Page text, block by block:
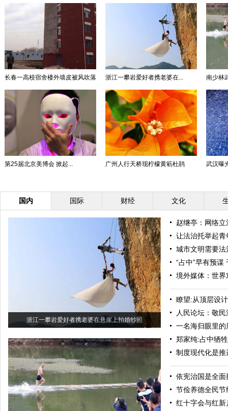
长春一高校宿舍楼外墙皮被风吹落 浙江一攀岩爱好者携老婆在... 南少林
第25届北京美博会 掀起... 广州人行天桥现柠檬黄簕杜鹃 武汉曝
国内 国际 财经 文化
浙江一攀岩爱好者携老婆在悬崖上拍婚纱照
赵继亭：网络
让法治托举起青
城市文明需要法
“占中”早有预谋
境外媒体：世
瞭望:从顶层设
人民论坛：敬
一名海归眼里的
郑家纯:占中牺
制度现代化是
依宪治国是全
节俭养德全民
红十字会与红